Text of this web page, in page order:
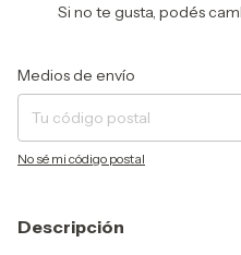
Si no te gusta, podés
Entregas para el CP:
Medios de envío
No sé mi código postal
Descripción